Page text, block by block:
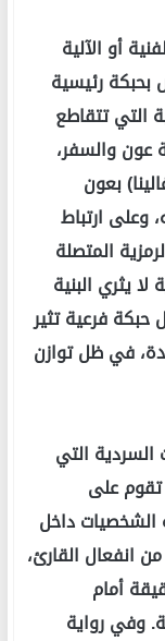
أو الآلية
بحبكة رئيسية
التي تتقاطع
عون والسفر،
بعون
وعلى ارتباط
المتصلة
يثري البنية
فرعية تثير
في ظل توازن
السردية التي
تقوم على
الشخصيات داخل
انفعال القارئ،
أمام
وفي رواية